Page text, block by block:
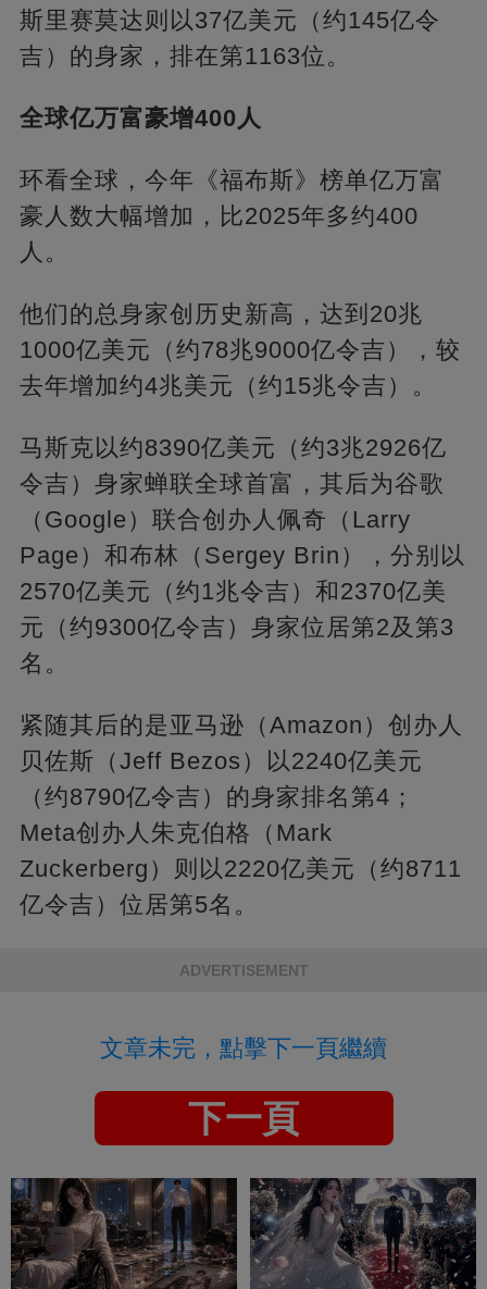
斯里赛莫达则以37亿美元（约145亿令
吉）的身家，排在第1163位。
全球亿万富豪增400人
环看全球，今年《福布斯》榜单亿万富
豪人数大幅增加，比2025年多约400
人。
他们的总身家创历史新高，达到20兆
1000亿美元（约78兆9000亿令吉），较
去年增加约4兆美元（约15兆令吉）。
马斯克以约8390亿美元（约3兆2926亿
令吉）身家蝉联全球首富，其后为谷歌
（Google）联合创办人佩奇（Larry
Page）和布林（Sergey Brin），分别以
2570亿美元（约1兆令吉）和2370亿美
元（约9300亿令吉）身家位居第2及第3
名。
紧随其后的是亚马逊（Amazon）创办人
贝佐斯（Jeff Bezos）以2240亿美元
（约8790亿令吉）的身家排名第4；
Meta创办人朱克伯格（Mark
Zuckerberg）则以2220亿美元（约8711
亿令吉）位居第5名。
ADVERTISEMENT
文章未完，點擊下一頁繼續
下一頁